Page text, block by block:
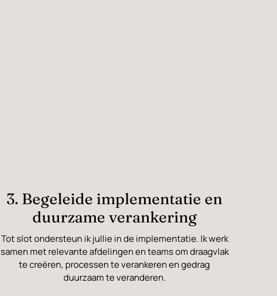
3. Begeleide implementatie en
duurzame verankering
Tot slot ondersteun ik jullie in de implementatie. Ik werk
samen met relevante afdelingen en teams om draagvlak
te creëren, processen te verankeren en gedrag
duurzaam te veranderen.